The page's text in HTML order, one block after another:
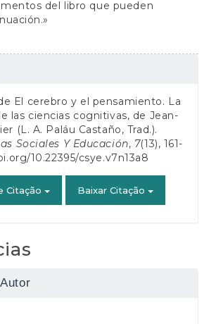
del libro que pueden
El cerebro y el pensamiento. La
las ciencias cognitivas, de Jean-
(L. A. Paláu Castaño, Trad.).
Sociales Y Educación, 7(13), 161-
10.22395/csye.v7n13a8
Citação Baixar Citação